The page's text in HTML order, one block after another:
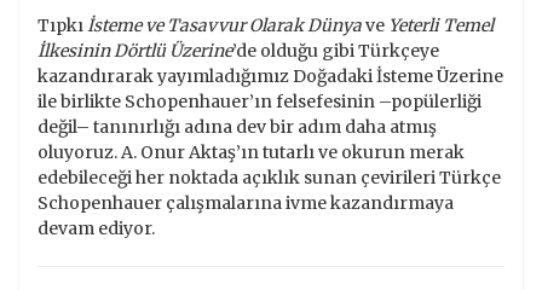
Tıpkıİsteme ve Tasavvur Olarak Dünyave Yeterli Temel
İlkesinin Dörtlü Üzerine’de olduğu gibi Türkçeye
kazandırarak yayımladığımız Doğadaki İsteme Üzerine
ile birlikte Schopenhauer’ın felsefesinin –popülerliği
değil– tanınırlığı adına dev bir adım daha atmış
oluyoruz. A. Onur Aktaş’ın tutarlı ve okurun merak
edebileceği her noktada açıklık sunan çevirileri Türkçe
Schopenhauer çalışmalarına ivme kazandırmaya
devam ediyor.